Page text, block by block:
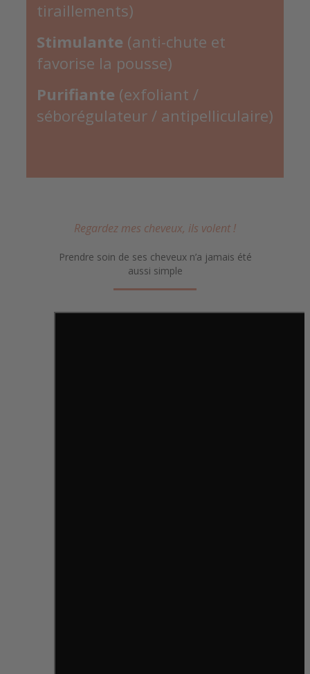
tiraillements)
Stimulante (anti-chute et
favorise la pousse)
Purifiante (exfoliant /
séborégulateur / antipelliculaire)
Regardez mes cheveux, ils volent !
Prendre soin de ses cheveux n’a jamais été
aussi simple